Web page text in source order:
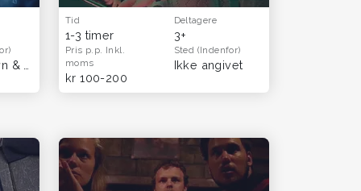
Tid
1-3 timer
Deltagere
3+
Pris p.p. Inkl.
moms
kr 100-200
Sted (Indenfor)
Ikke angivet